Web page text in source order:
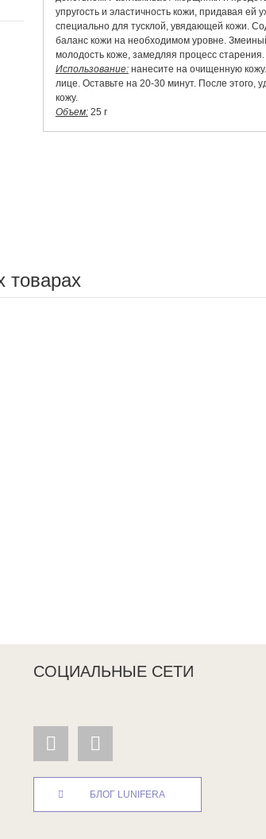
упругость и эластичность кожи, придавая
специально для тусклой, увядающей кожи.
баланс кожи на необходимом уровне.
молодость коже, замедляя процесс старения.
Использование:нанесите на очищенную
лице. Оставьте на 20-30 минут. После этого,
кожу.
Объем:25 г
товарах
СОЦИАЛЬНЫЕ СЕТИ
БЛОГ LUNIFERA